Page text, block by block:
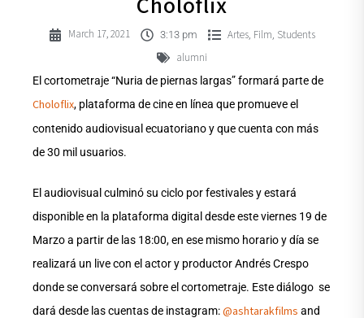
March 17, 2021 3:13 pm Artes Film Students
alumni
El cortometraje “Nuria de piernas largas” formará parte de
Choloflix, plataforma de cine en línea que promueve el
contenido audiovisual ecuatoriano y que cuenta con más
de 30 mil usuarios.
El audiovisual culminó su ciclo por festivales y estará
disponible en la plataforma digital desde este viernes 19 de
Marzo a partir de las 18:00, en ese mismo horario y día se
realizará un live con el actor y productor Andrés Crespo
donde se conversará sobre el cortometraje. Este diálogo se
dará desde las cuentas de instagram:@ashtarakfilms and